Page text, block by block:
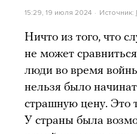
15:29, 19 июля 2024 Источник:
Ничто из того, что
не может
люди во время
нельзя было
страшную цену. Это
У страны была